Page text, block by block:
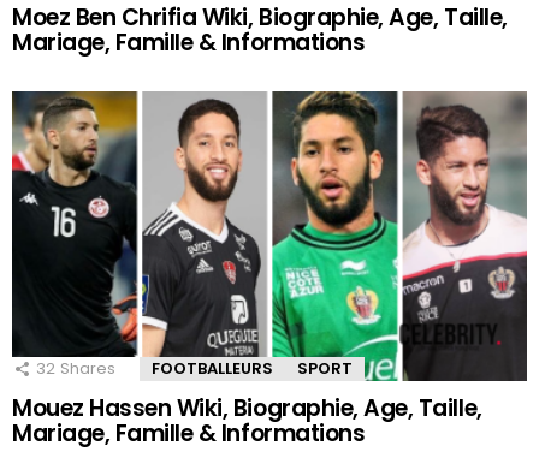
Moez Ben Chrifia Wiki, Biographie, Age, Taille,
Mariage, Famille & Informations
32 Shares FOOTBALLEURS SPORT
Mouez Hassen Wiki, Biographie, Age, Taille,
Mariage, Famille & Informations